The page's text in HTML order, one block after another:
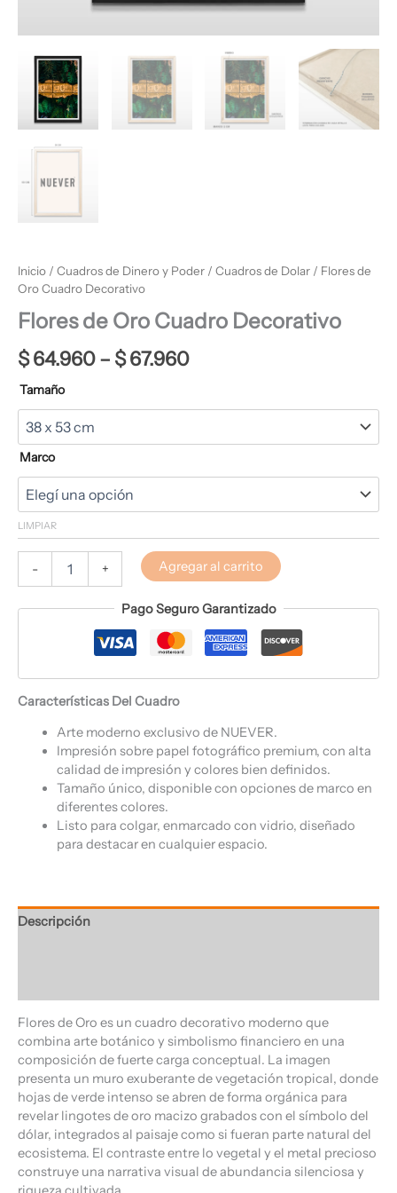
Inicio / Cuadros de Dinero y Poder / Cuadros de Dolar / Flores de
Oro Cuadro Decorativo
Flores de Oro Cuadro Decorativo
$64.960– $67.960
Tamaño
Marco
LIMPIAR
- + Agregar al carrito
Pago Seguro Garantizado
Características Del Cuadro
Arte moderno exclusivo de NUEVER.
Impresión sobre papel fotográfico premium, con alta
calidad de impresión y colores bien definidos.
Tamaño único, disponible con opciones de marco en
diferentes colores.
Listo para colgar, enmarcado con vidrio, diseñado
para destacar en cualquier espacio.
Descripción
Flores de Oro es un cuadro decorativo moderno que
combina arte botánico y simbolismo financiero en una
composición de fuerte carga conceptual. La imagen
presenta un muro exuberante de vegetación tropical, donde
hojas de verde intenso se abren de forma orgánica para
revelar lingotes de oro macizo grabados con el símbolo del
dólar, integrados al paisaje como si fueran parte natural del
ecosistema. El contraste entre lo vegetal y el metal precioso
construye una narrativa visual de abundancia silenciosa y